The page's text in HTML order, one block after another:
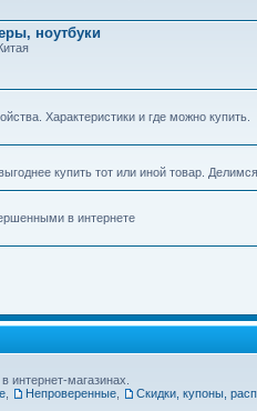
ноутбуки
Характеристики и где можно купить.
купить тот или иной товар.
в интернете
интернет-магазинах.
Непроверенные Скидки, купоны,